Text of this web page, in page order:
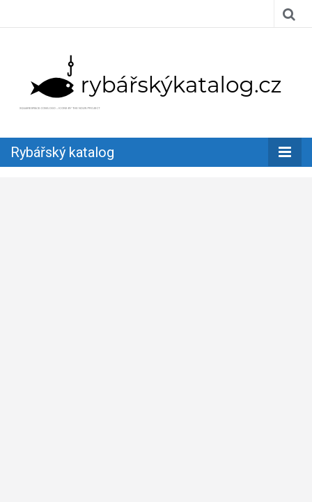
Rybářský
katalog
Rybářský katalog